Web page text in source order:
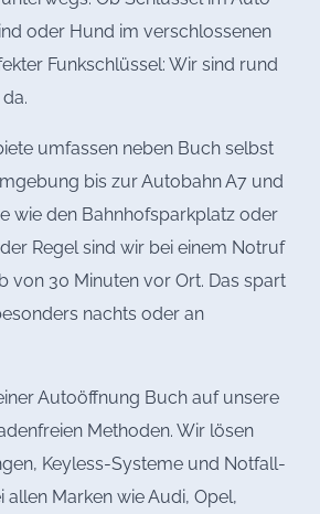
oder Hund im verschlossenen
Funkschlüssel: Wir sind rund
umfassen neben Buch selbst
bis zur Autobahn A7 und
wie den Bahnhofsparkplatz oder
Regel sind wir bei einem Notruf
von 30 Minuten vor Ort. Das spart
nachts oder an
Autoöffnung Buch auf unsere
Methoden. Wir lösen
Keyless-Systeme und Notfall-
allen Marken wie Audi, Opel,